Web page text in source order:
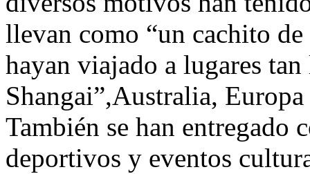
llevan como “un cachito
hayan viajado a lugares
Shangai”,Australia,
También se han entregado
deportivos y eventos